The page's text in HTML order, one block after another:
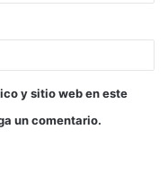
y sitio web en este
un comentario.